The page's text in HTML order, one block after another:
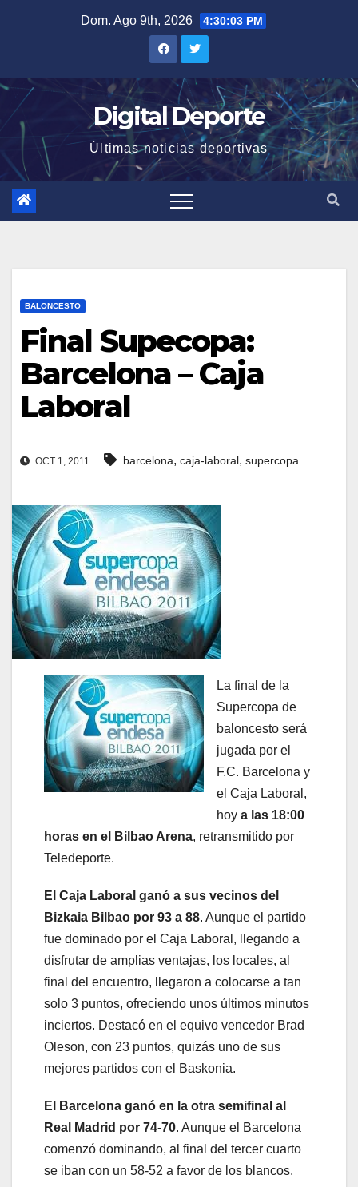
Dom. Ago 9th, 2026 4:30:04 PM
Digital Deporte
Últimas noticias deportivas
BALONCESTO
Final Supecopa:
Barcelona – Caja
Laboral
OCT 1, 2011 barcelona, caja-laboral, supercopa
La final de la
Supercopa de
baloncesto será
jugada por el
F.C. Barcelona y
el Caja Laboral,
hoy a las 18:00
horas en el Bilbao Arena, retransmitido por
Teledeporte.
El Caja Laboral ganó a sus vecinos del
Bizkaia Bilbao por 93 a 88. Aunque el partido
fue dominado por el Caja Laboral, llegando a
disfrutar de amplias ventajas, los locales, al
final del encuentro, llegaron a colocarse a tan
solo 3 puntos, ofreciendo unos últimos minutos
inciertos. Destacó en el equivo vencedor Brad
Oleson, con 23 puntos, quizás uno de sus
mejores partidos con el Baskonia.
El Barcelona ganó en la otra semifinal al
Real Madrid por 74-70. Aunque el Barcelona
comenzó dominando, al final del tercer cuarto
se iban con un 58-52 a favor de los blancos.